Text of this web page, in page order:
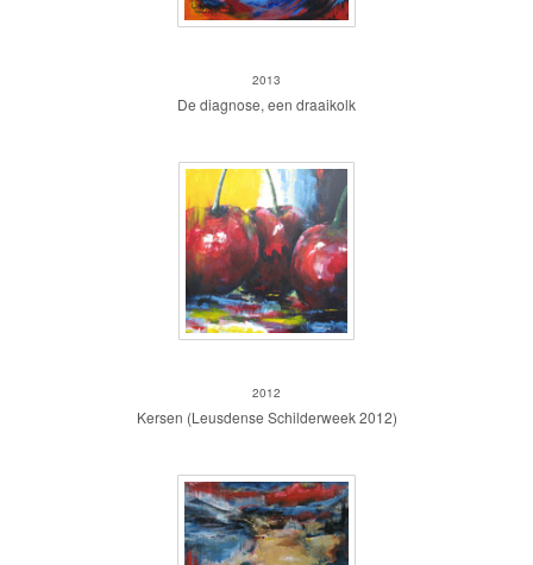
2013
De diagnose, een draaikolk
2012
Kersen (Leusdense Schilderweek 2012)